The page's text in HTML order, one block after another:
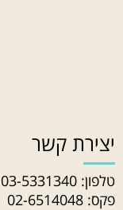
יצירת קשר
טלפון: 03-5331340
פקס: 02-6514048